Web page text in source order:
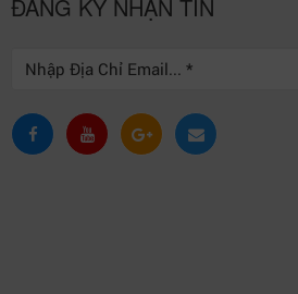
ĐĂNG KÝ NHẬN TIN